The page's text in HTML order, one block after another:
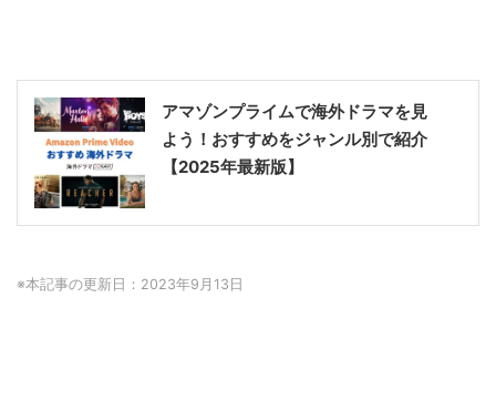
アマゾンプライムで海外ドラマを見
よう！おすすめをジャンル別で紹介
【2025年最新版】
※本記事の更新日：2023年9月13日